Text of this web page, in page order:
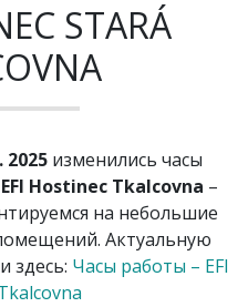
STARÁ
2025 изменились часы
EFI Hostinec Tkalcovna –
на небольшие
Актуальную
здесь: Часы работы – EFI